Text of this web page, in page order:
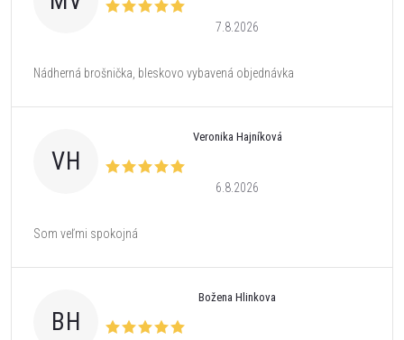
7.8.2026
Nádherná brošnička, bleskovo vybavená objednávka
VH
Veronika Hajníková
6.8.2026
Som veľmi spokojná
BH
Božena Hlinkova